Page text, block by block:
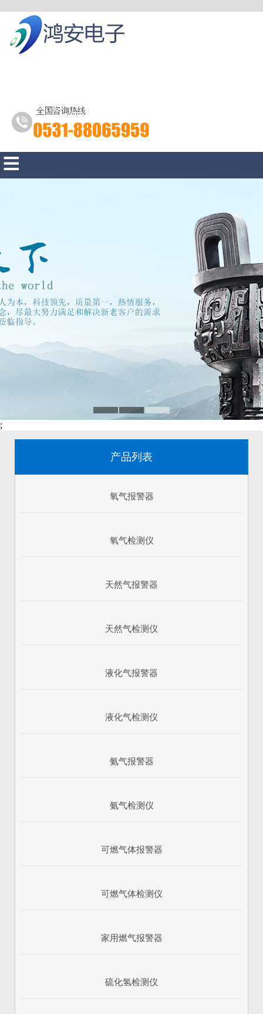
;
产品列表
氧气报警器
氧气检测仪
天然气报警器
天然气检测仪
液化气报警器
液化气检测仪
氨气报警器
氨气检测仪
可燃气体报警器
可燃气体检测仪
家用燃气报警器
硫化氢检测仪